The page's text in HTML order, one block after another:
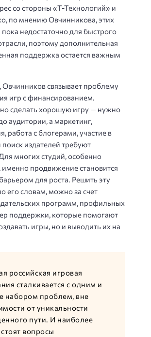
со стороны «Т-Технологий» и
по мнению Овчинникова, этих
недостаточно для быстрого
поэтому дополнительная
поддержка остается важным
Овчинников связывает проблему
игр с финансированием.
сделать хорошую игру — нужно
аудитории, а маркетинг,
работа с блогерами, участие в
поиск издателей требуют
многих студий, особенно
продвижение становится
для роста. Решить эту
его словам, можно за счет
программ, профильных
поддержки, которые помогают
игры, но и выводить их на
российская игровая
сталкивается с одним и
набором проблем, вне
от уникальности
пути. И наиболее
вопросы